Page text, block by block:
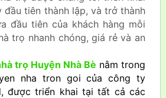
đầu tiên thành lập, và trở thành
đầu tiên của khách hàng mỗi
trọ nhanh chóng, giá rẻ và an
trọ Huyện Nhà Bè nằm trong
nha tron goi của công ty
được triển khai tại tất cả các